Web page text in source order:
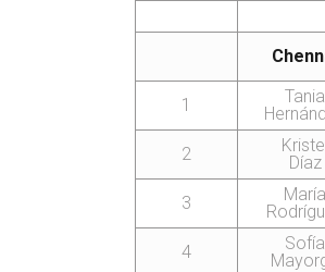
1
Tania
2
Díaz
3
María
4
Sofía